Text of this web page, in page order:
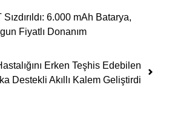
6.000 mAh Batarya,
Fiyatlı Donanım
Erken Teşhis Edebilen
Destekli Akıllı Kalem Geliştirdi